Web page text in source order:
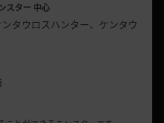
スター 中心
タウロスハンター、ケンタウ